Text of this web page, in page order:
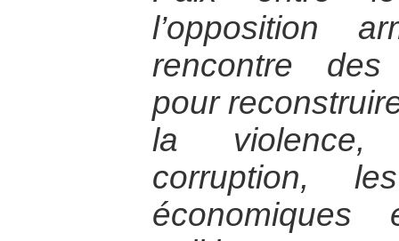
l’opposition
rencontre
pour
la violence,
corruption,